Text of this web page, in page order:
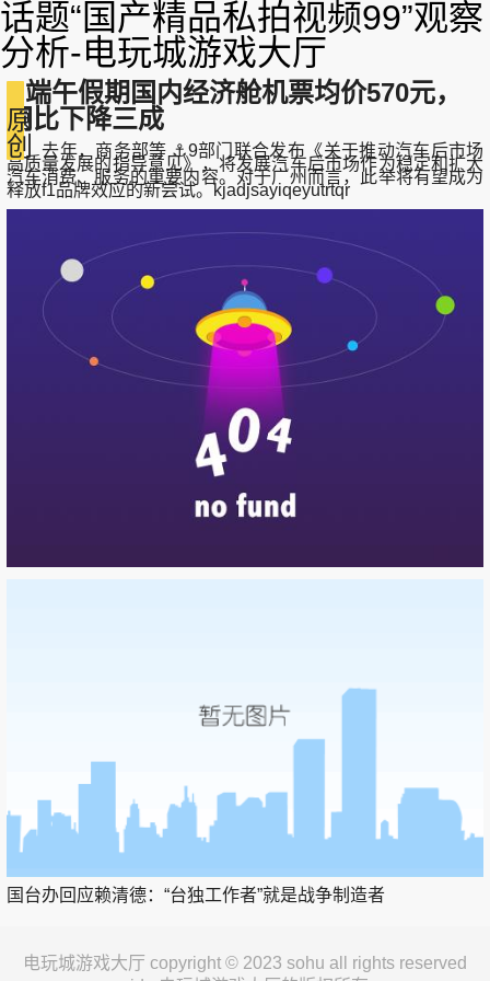
话题“国产精品私拍视频99”观察
分析-电玩城游戏大厅
原
创
端午假期国内经济舱机票均价570元，
同比下降三成
去年，商务部等 ⚓9部门联合发布《关于推动汽车后市场
高质量发展的指导意见》，将发展汽车后市场作为稳定和扩大
汽车消费、服务的重要内容。对于广州而言，此举将有望成为
释放f1品牌效应的新尝试。kjadjsayiqeyutrtqr
国台办回应赖清德：“台独工作者”就是战争制造者
电玩城游戏大厅 copyright © 2023 sohu all rights reserved